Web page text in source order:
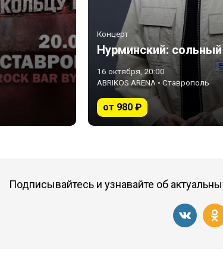
Концерт
Нурминский:
16 октября, 20:00
ABRIKOS ARENA • Ставрополь
от 980 ₽
Подписывайтесь и узнавайте об